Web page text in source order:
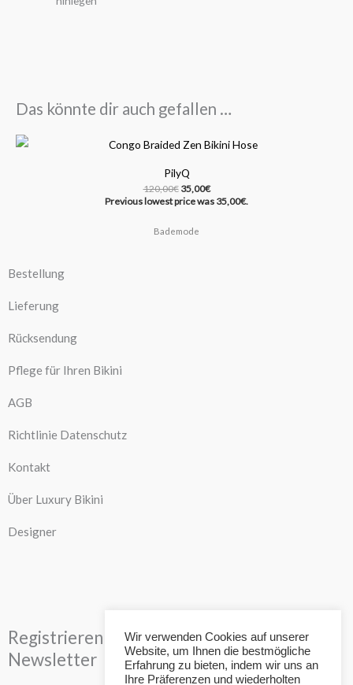
Das könnte dir auch gefallen …
PilyQ
120,00€
Ursprünglicher
Preis
120,00€
35,00€
Aktueller
Preis
Previous lowest price was 35,00€.
Bademode
Bestellung
Lieferung
Rücksendung
Pflege für Ihren Bikini
AGB
Richtlinie Datenschutz
Kontakt
Über Luxury Bikini
Designer
Registrieren Sie sich für unseren
Newsletter
Wir verwenden Cookies auf unserer
Website, um Ihnen die bestmögliche
Erfahrung zu bieten, indem wir uns an
Ihre Präferenzen und wiederholten